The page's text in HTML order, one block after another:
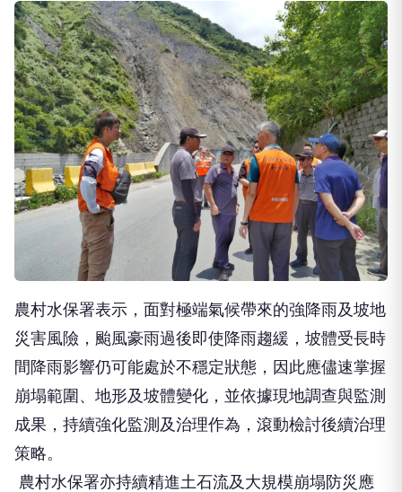
農村水保署表示，面對極端氣候帶來的強降雨及坡地
災害風險，颱風豪雨過後即使降雨趨緩，坡體受長時
間降雨影響仍可能處於不穩定狀態，因此應儘速掌握
崩塌範圍、地形及坡體變化，並依據現地調查與監測
成果，持續強化監測及治理作為，滾動檢討後續治理
策略。
農村水保署亦持續精進土石流及大規模崩塌防災應